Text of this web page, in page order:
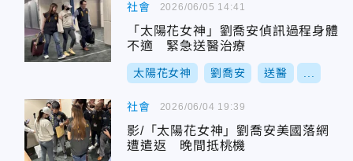
社會
「太陽花女神」劉喬安偵訊過程身體
不適 緊急送醫治療
太陽花女神 劉喬安 送醫
2026/06/05 14:41
社會
影/「太陽花女神」劉喬安美國落網
遭遣返 晚間抵桃機
2026/06/04 19:39